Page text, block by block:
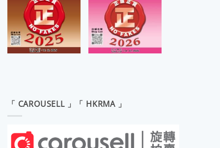
「 CAROUSELL 」「 HKRMA 」